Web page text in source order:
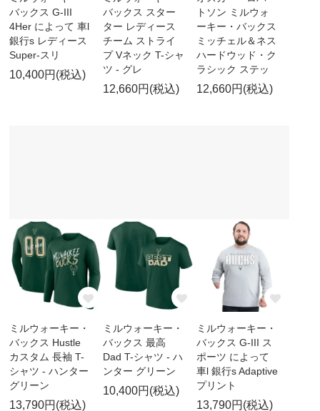
バックス G-III
4Her によって 車l
銀行s レディース
Super-スリ
10,400円(税込)
バックス スター
ター レディース
チーム ストライ
プ Vネック T-シャ
ツ - グレ
12,660円(税込)
トソン ミルウォ
ーキー・バックス
ミッチェル＆ネス
ハードウッド・ク
ラシック ステッ
12,660円(税込)
ミルウォーキー・
バックス Hustle
カスタム 長袖 T-
シャツ - ハンター
グリーン
13,790円(税込)
ミルウォーキー・
バックス 最高
Dad T-シャツ - ハ
ンター グリーン
10,400円(税込)
ミルウォーキー・
バックス G-III ス
ポーツ によって
車l 銀行s Adaptive
プリント
13,790円(税込)